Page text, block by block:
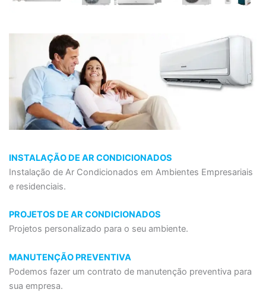
INSTALAÇÃO DE AR CONDICIONADOS
Instalação de Ar Condicionados em Ambientes Empresariais
e residenciais.
PROJETOS DE AR CONDICIONADOS
Projetos personalizado para o seu ambiente.
MANUTENÇÃO PREVENTIVA
Podemos fazer um contrato de manutenção preventiva para
sua empresa.